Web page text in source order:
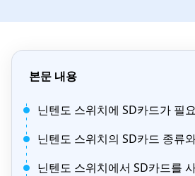
본문 내용
닌텐도 스위치에 SD카드가 필
닌텐도 스위치의 SD카드 종류
닌텐도 스위치에서 SD카드를